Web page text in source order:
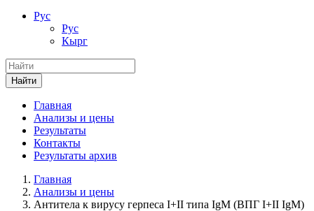
Руc
Руc
Кырг
Найти
Главная
Анализы и цены
Результаты
Контакты
Результаты архив
Главная
Анализы и цены
Антитела к вирусу герпеса I+II типа IgM (ВПГ I+II IgM)